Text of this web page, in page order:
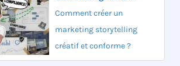
Comment créer un
marketing storytelling
créatif et conforme ?